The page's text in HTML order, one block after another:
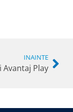
INAINTE
Play